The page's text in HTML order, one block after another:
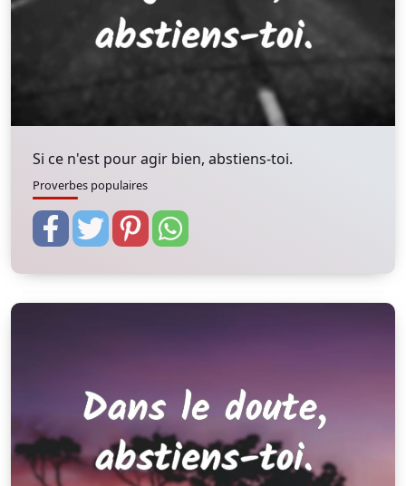
Si ce n'est pour agir bien, abstiens-toi.
Proverbes populaires